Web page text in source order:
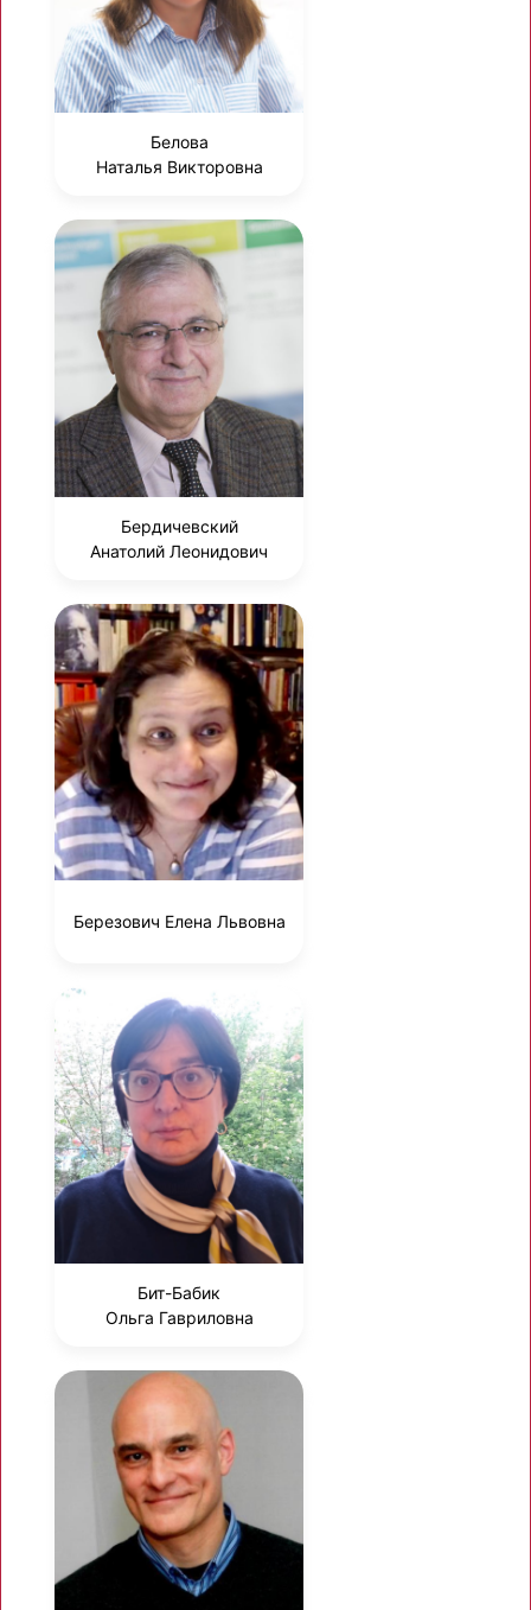
Белова
Наталья Викторовна
Бердичевский
Анатолий Леонидович
Березович Елена Львовна
Бит-Бабик
Ольга Гавриловна